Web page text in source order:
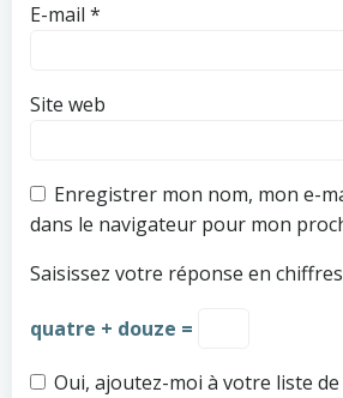
E-mail *
Site web
Enregistrer mon nom, mon e-
dans le navigateur pour mon
Saisissez votre réponse en chiffres
quatre + douze =
Oui, ajoutez-moi à votre liste